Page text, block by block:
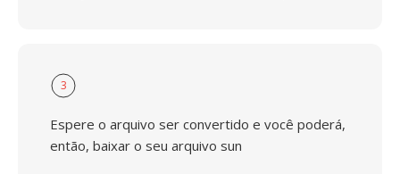
3
Espere o arquivo ser convertido e você poderá,
então, baixar o seu arquivo sun